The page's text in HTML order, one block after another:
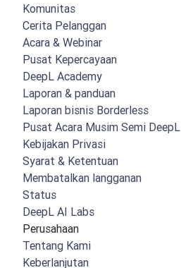
Komunitas
Cerita Pelanggan
Acara & Webinar
Pusat Kepercayaan
DeepL Academy
Laporan & panduan
Laporan bisnis Borderless
Pusat Acara Musim Semi DeepL
Kebijakan Privasi
Syarat & Ketentuan
Membatalkan langganan
Status
DeepL AI Labs
Perusahaan
Tentang Kami
Keberlanjutan